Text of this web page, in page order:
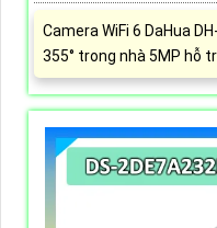
Camera WiFi 6 DaHua
355° trong nhà 5MP hỗ